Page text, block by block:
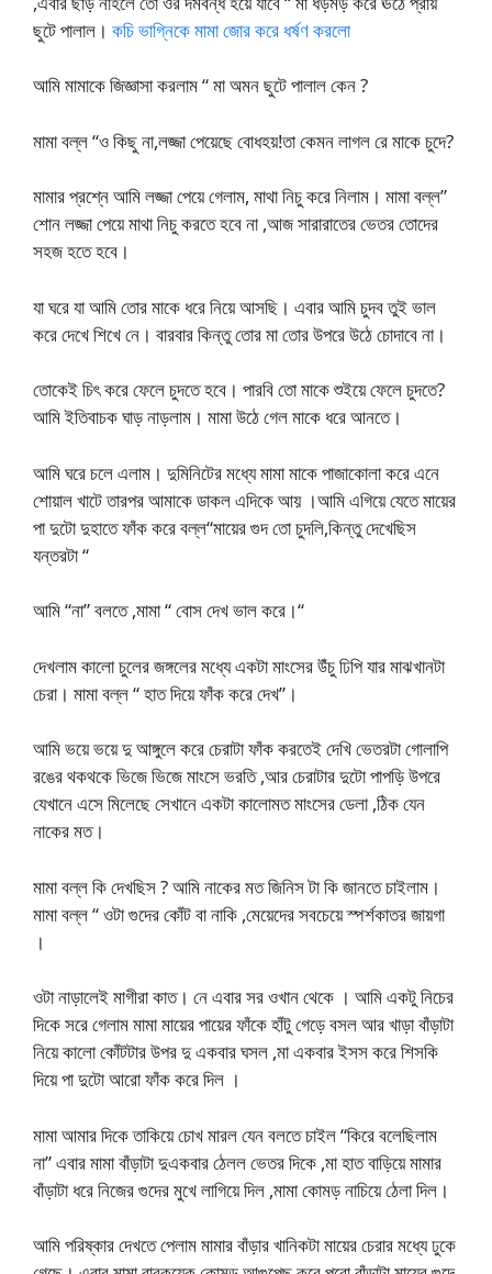
ছুটে পালাল। কচি ভাগ্নিকে মামা জোর করে ধর্ষণ করলো
আমি মামাকে জিজ্ঞাসা করলাম “ মা অমন ছুটে পালাল কেন ?
মামা বল্ল “ও কিছু না,লজ্জা পেয়েছে বোধহয়!তা কেমন লাগল রে মাকে চুদে?
মামার প্রশ্নে আমি লজ্জা পেয়ে গেলাম, মাথা নিচু করে নিলাম। মামা বল্ল”
শোন লজ্জা পেয়ে মাথা নিচু করতে হবে না ,আজ সারারাতের ভেতর তোদের
সহজ হতে হবে।
যা ঘরে যা আমি তোর মাকে ধরে নিয়ে আসছি। এবার আমি চুদব তুই ভাল
করে দেখে শিখে নে। বারবার কিন্তু তোর মা তোর উপরে উঠে চোদাবে না।
তোকেই চিৎ করে ফেলে চুদতে হবে। পারবি তো মাকে শুইয়ে ফেলে চুদতে?
আমি ইতিবাচক ঘাড় নাড়লাম। মামা উঠে গেল মাকে ধরে আনতে।
আমি ঘরে চলে এলাম। দুমিনিটের মধ্যে মামা মাকে পাজাকোলা করে এনে
শোয়াল খাটে তারপর আমাকে ডাকল এদিকে আয় ।আমি এগিয়ে যেতে মায়ের
পা দুটো দুহাতে ফাঁক করে বল্ল“মায়ের গুদ তো চুদলি,কিন্তু দেখেছিস
যন্তরটা “
আমি “না” বলতে ,মামা “ বোস দেখ ভাল করে।“
দেখলাম কালো চুলের জঙ্গলের মধ্যে একটা মাংসের উঁচু ঢিপি যার মাঝখানটা
চেরা। মামা বল্ল “ হাত দিয়ে ফাঁক করে দেখ”।
আমি ভয়ে ভয়ে দু আঙ্গুলে করে চেরাটা ফাঁক করতেই দেখি ভেতরটা গোলাপি
রঙের থকথকে ভিজে ভিজে মাংসে ভরতি ,আর চেরাটার দুটো পাপড়ি উপরে
যেখানে এসে মিলেছে সেখানে একটা কালোমত মাংসের ডেলা ,ঠিক যেন
নাকের মত।
মামা বল্ল কি দেখছিস ? আমি নাকের মত জিনিস টা কি জানতে চাইলাম।
মামা বল্ল “ ওটা গুদের কোঁট বা নাকি ,মেয়েদের সবচেয়ে স্পর্শকাতর জায়গা
।
ওটা নাড়ালেই মাগীরা কাত। নে এবার সর ওখান থেকে । আমি একটু নিচের
দিকে সরে গেলাম মামা মায়ের পায়ের ফাঁকে হাঁটু গেড়ে বসল আর খাড়া বাঁড়াটা
নিয়ে কালো কোঁটটার উপর দু একবার ঘসল ,মা একবার ইসস করে শিসকি
দিয়ে পা দুটো আরো ফাঁক করে দিল ।
মামা আমার দিকে তাকিয়ে চোখ মারল যেন বলতে চাইল “কিরে বলেছিলাম
না” এবার মামা বাঁড়াটা দুএকবার ঠেলল ভেতর দিকে ,মা হাত বাড়িয়ে মামার
বাঁড়াটা ধরে নিজের গুদের মুখে লাগিয়ে দিল ,মামা কোমড় নাচিয়ে ঠেলা দিল।
আমি পরিষ্কার দেখতে পেলাম মামার বাঁড়ার খানিকটা মায়ের চেরার মধ্যে ঢুকে